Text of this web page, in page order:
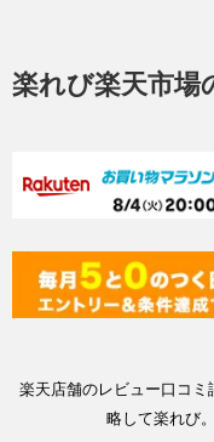
楽れび楽天市場
楽天店舗のレビュー口コミ
略して楽れび